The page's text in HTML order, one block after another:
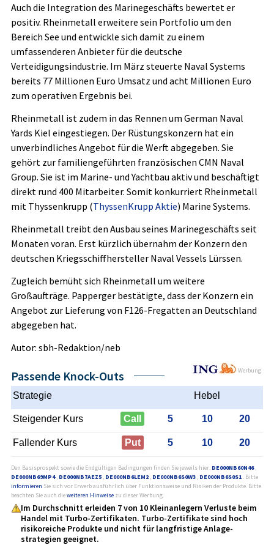
Auch die Integration des Marinegeschäfts bewertet er
positiv. Rheinmetall erweitere sein Portfolio um den
Bereich See und entwickle sich damit zu einem
umfassenderen Anbieter für die deutsche
Verteidigungsindustrie. Im März steuerte Naval Systems
bereits 77 Millionen Euro Umsatz und acht Millionen Euro
zum operativen Ergebnis bei.
Rheinmetall ist zudem in das Rennen um German Naval
Yards Kiel eingestiegen. Der Rüstungskonzern hat ein
unverbindliches Angebot für die Werft abgegeben. Sie
gehört zur familiengeführten französischen CMN Naval
Group. Sie ist im Marine- und Yachtbau aktiv und beschäftigt
direkt rund 400 Mitarbeiter. Somit konkurriert Rheinmetall
mit Thyssenkrupp (ThyssenKrupp Aktie) Marine Systems.
Rheinmetall treibt den Ausbau seines Marinegeschäfts seit
Monaten voran. Erst kürzlich übernahm der Konzern den
deutschen Kriegsschiffhersteller Naval Vessels Lürssen.
Zugleich bemüht sich Rheinmetall um weitere
Großaufträge. Papperger bestätigte, dass der Konzern ein
Angebot zur Lieferung von F126-Fregatten an Deutschland
abgegeben hat.
Autor: sbh-Redaktion/neb
Werbung
Passende Knock-Outs
Strategie Hebel
Steigender Kurs Call 5 10 20
Fallender Kurs Put 5 10 20
Den Basisprospekt sowie die Endgültigen Bedingungen finden Sie jeweils hier: DE000NB60N46,
DE000NB69MP4, DE000NB7AEZ5 , DE000NB6LEM2 , DE000NB6S0W3 , DE000NB6S0S1 . Bitte
informieren Sie sich vor Erwerb ausführlich über Funktionsweise und Risiken der Produkte. Bitte
beachten Sie auch dieweiteren Hinweise zu dieser Werbung.
Im Durchschnitt erleiden 7 von 10 Kleinanlegern Verluste beim
Handel mit Turbo-Zertifikaten. Turbo-Zertifikate sind hoch
risikoreiche Produkte und nicht für langfristige Anlage­
strategien geeignet.